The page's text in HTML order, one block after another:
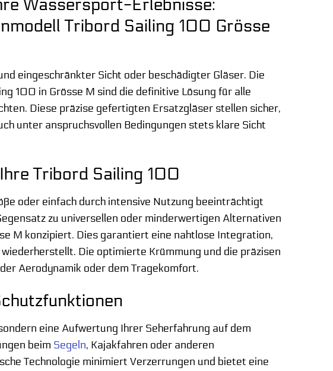
Wassersport-Erlebnisse:
Tribord Sailing 100 Grösse
eingeschränkter Sicht oder beschädigter Gläser. Die
100 in Grösse M sind die definitive Lösung für alle
Diese präzise gefertigten Ersatzgläser stellen sicher,
unter anspruchsvollen Bedingungen stets klare Sicht
Tribord Sailing 100
oder einfach durch intensive Nutzung beeinträchtigt
zu universellen oder minderwertigen Alternativen
M konzipiert. Dies garantiert eine nahtlose Integration,
Die optimierte Krümmung und die präzisen
Aerodynamik oder dem Tragekomfort.
eine Aufwertung Ihrer Seherfahrung auf dem
beim Segeln, Kajakfahren oder anderen
Technologie minimiert Verzerrungen und bietet eine